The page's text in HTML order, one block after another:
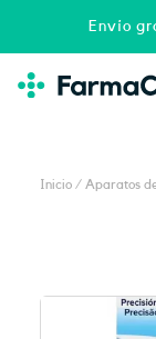
Envío
Inicio / Aparatos